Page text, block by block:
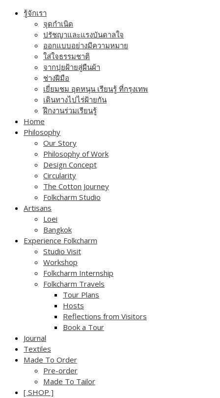
Skip
รู้จักเรา
จุดกำเนิด
ปรัชญาและแรงบันดาลใจ
ออกแบบอย่างมีความหมาย
ใส่ใจธรรมชาติ
จากปุยฝ้ายสู่ผืนผ้า
ช่างฝีมือ
เยี่ยมชม อุดหนุน เรียนรู้ ที่กรุงเทพ
เดินทางไปไร่ฝ้ายกัน
ฝึกงานร่วมเรียนรู้
Home
Philosophy
Our Story
Philosophy of Work
Design Concept
Circularity
The Cotton Journey
Folkcharm Studio
Artisans
Loei
Bangkok
Experience Folkcharm
Studio Visit
Workshop
Folkcharm Internship
Folkcharm Travels
Tour Plans
Hosts
Reflections from Visitors
Book a Tour
Journal
Textiles
Made To Order
Pre-order
Made To Tailor
[ SHOP ]